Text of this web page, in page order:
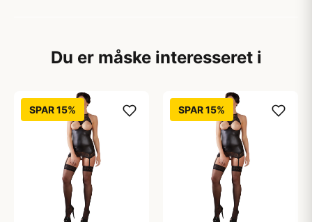
Du er måske interesseret i
SPAR 15% SPAR 15%